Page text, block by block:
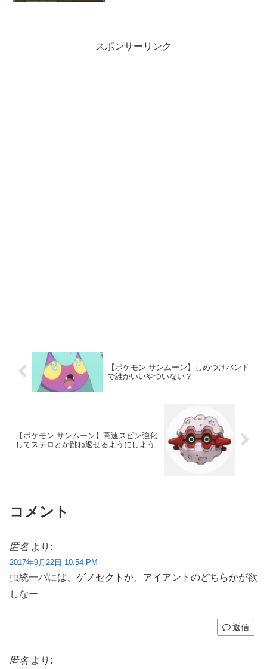
スポンサーリンク
【ポケモン サンムーン】しめつけバンド
で誰かいいやついない？
【ポケモン サンムーン】高速スピン強化
してステロとか跳ね返せるようにしよう
コメント
匿名 より:
2017年9月22日 10:54 PM
虫統一パには、ゲノセクトか、アイアントのどちらかが欲
しなー
返信
匿名 より: